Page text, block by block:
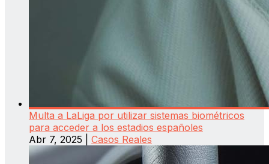
Multa a LaLiga por utilizar sistemas biométricos
para acceder a los estadios españoles
Abr 7, 2025
Casos Reales